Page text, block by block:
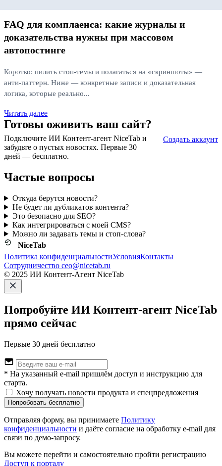
FAQ для комплаенса: какие журналы и
доказательства нужны при массовом
автопостинге
Коротко: пилить стоп‑темы и полагаться на «скриншоты» —
анти‑паттерн. Ниже — конкретные записи и доказательная
логика, которые реально...
Читать далее
Готовы оживить ваш сайт?
Подключите ИИ Контент-агент NiceTab и
забудьте о пустых новостях. Первые 30
дней — бесплатно.
Создать аккаунт
Частые вопросы
Откуда берутся новости?
Не будет ли дубликатов контента?
Это безопасно для SEO?
Как интегрироваться с моей CMS?
Можно ли задавать темы и стоп‑слова?
NiceTab
Политика конфиденциальностиУсловияКонтакты
Сотрудничество ceo@nicetab.ru
© 2025 ИИ Контент-Агент NiceTab
Попробуйте ИИ Контент-агент NiceTab
прямо сейчас
Первые 30 дней бесплатно
* На указанный e-mail пришлём доступ и инструкцию для
старта.
Хочу получать новости продукта и спецпредложения
Попробовать бесплатно
Отправляя форму, вы принимаете Политику
конфиденциальности и даёте согласие на обработку e-mail для
связи по демо-запросу.
Вы можете перейти и самостоятельно пройти регистрацию
Доступ к порталу